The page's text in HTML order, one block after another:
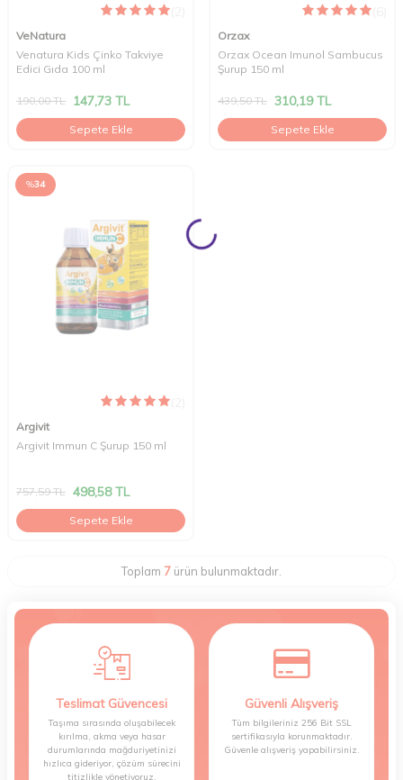
VeNatura
Venatura Kids Çinko Takviye
Edici Gıda 100 ml
190,00TL 147,73 TL
Sepete Ekle
Orzax
Orzax Ocean Imunol Sambucus
Şurup 150 ml
439,50TL 310,19TL
Sepete Ekle
%34
Argivit
Argivit Immun C Şurup 150 ml
757,59TL 498,58TL
Sepete Ekle
Toplam 7 ürün bulunmaktadır.
Teslimat Güvencesi
Taşıma sırasında oluşabilecek
kırılma, akma veya hasar
durumlarında mağduriyetinizi
hızlıca gideriyor, çözüm sürecini
titizlikle yönetiyoruz.
Güvenli Alışveriş
Tüm bilgileriniz 256 Bit SSL
sertifikasıyla korunmaktadır.
Güvenle alışveriş yapabilirsiniz.